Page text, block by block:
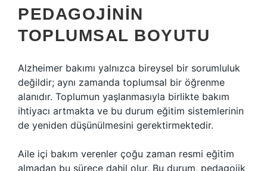
PEDAGOJININ
TOPLUMSAL BOYUTU
Alzheimer bakımı yalnızca bireysel bir sorumluluk
değildir; aynı zamanda toplumsal bir öğrenme
alanıdır. Toplumun yaşlanmasıyla birlikte bakım
ihtiyacı artmakta ve bu durum eğitim sistemlerinin
de yeniden düşünülmesini gerektirmektedir.
Aile içi bakım verenler çoğu zaman resmi eğitim
almadan bu sürece dahil olur. Bu durum, pedagojik